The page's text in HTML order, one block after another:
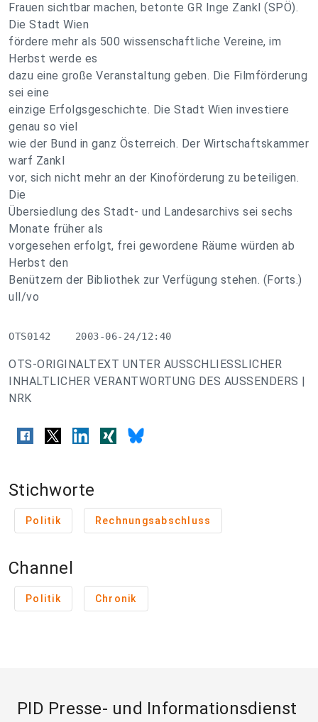
Frauen sichtbar machen, betonte GR Inge Zankl (SPÖ).
Die Stadt Wien
fördere mehr als 500 wissenschaftliche Vereine, im
Herbst werde es
dazu eine große Veranstaltung geben. Die Filmförderung
sei eine
einzige Erfolgsgeschichte. Die Stadt Wien investiere
genau so viel
wie der Bund in ganz Österreich. Der Wirtschaftskammer
warf Zankl
vor, sich nicht mehr an der Kinoförderung zu beteiligen.
Die
Übersiedlung des Stadt- und Landesarchivs sei sechs
Monate früher als
vorgesehen erfolgt, frei gewordene Räume würden ab
Herbst den
Benützern der Bibliothek zur Verfügung stehen. (Forts.)
ull/vo
OTS0142    2003-06-24/12:40
OTS-ORIGINALTEXT UNTER AUSSCHLIESSLICHER
INHALTLICHER VERANTWORTUNG DES AUSSENDERS |
NRK
Stichworte
Politik Rechnungsabschluss
Channel
Politik Chronik
PID Presse- und Informationsdienst